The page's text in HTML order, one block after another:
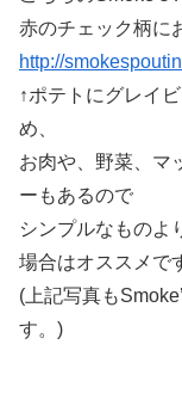
赤のチェック柄に
http://
↑ポテトにグレイ
め、
お肉や、野菜、マ
ーもあるので
シンプルなものよ
場合はオススメで
(上記写真も
す。)